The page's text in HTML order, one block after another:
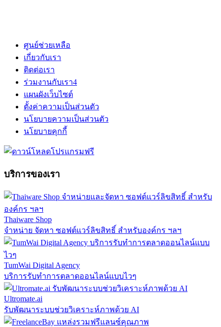
ศูนย์ช่วยเหลือ
เกี่ยวกับเรา
ติดต่อเรา
ร่วมงานกับเรา4
แผนผังเว็บไซต์
ตั้งค่าความเป็นส่วนตัว
นโยบายความเป็นส่วนตัว
นโยบายคุกกี้
บริการของเรา
Thaiware Shop
จำหน่าย จัดหา ซอฟต์แวร์ลิขสิทธิ์ สำหรับองค์กร ฯลฯ
TumWai Digital Agency
บริการรับทำการตลาดออนไลน์แบบไวๆ
Ultromate.ai
รับพัฒนาระบบช่วยวิเคราะห์ภาพด้วย AI